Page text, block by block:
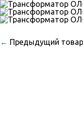
← Предыдущий товар